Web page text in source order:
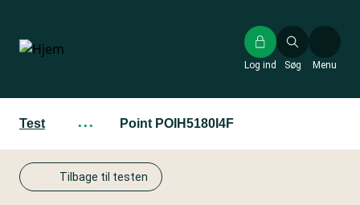
hovedindhold
Søg
Log ind Menu
Test ··· Point POIH5180I4F
Tilbage til testen